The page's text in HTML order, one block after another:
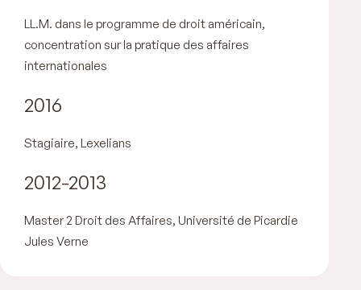
LL.M. dans le programme de droit américain,
concentration sur la pratique des affaires
internationales
2016
Stagiaire, Lexelians
2012-2013
Master 2 Droit des Affaires, Université de Picardie
Jules Verne